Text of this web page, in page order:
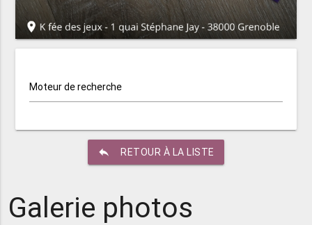
Moteur de recherche
reply RETOUR À LA LISTE
Galerie photos